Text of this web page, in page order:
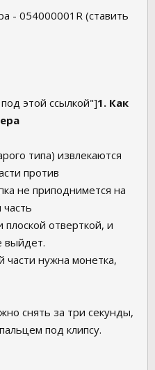
- 054000001R (ставить
этой ссылкой"]1. Как
типа) извлекаются
против
не приподнимется на
плоской отверткой, и
выйдет.
части нужна монетка,
снять за три секунды,
под клипсу.